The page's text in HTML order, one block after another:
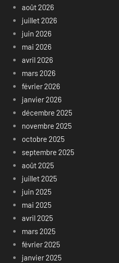
août 2026
juillet 2026
juin 2026
mai 2026
avril 2026
mars 2026
février 2026
janvier 2026
décembre 2025
novembre 2025
octobre 2025
septembre 2025
août 2025
juillet 2025
juin 2025
mai 2025
avril 2025
mars 2025
février 2025
janvier 2025